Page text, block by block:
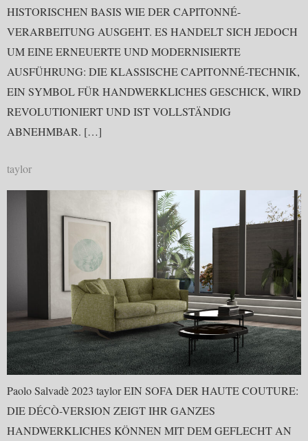
HISTORISCHEN BASIS WIE DER CAPITONNÉ-
VERARBEITUNG AUSGEHT. ES HANDELT SICH JEDOCH
UM EINE ERNEUERTE UND MODERNISIERTE
AUSFÜHRUNG: DIE KLASSISCHE CAPITONNÉ-TECHNIK,
EIN SYMBOL FÜR HANDWERKLICHES GESCHICK, WIRD
REVOLUTIONIERT UND IST VOLLSTÄNDIG
ABNEHMBAR. […]
taylor
Paolo Salvadè 2023 taylor EIN SOFA DER HAUTE COUTURE:
DIE DÉCÒ-VERSION ZEIGT IHR GANZES
HANDWERKLICHES KÖNNEN MIT DEM GEFLECHT AN